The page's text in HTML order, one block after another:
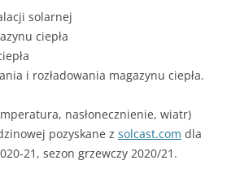
solarnej
ciepła
i rozładowania magazynu ciepła.
nasłonecznienie, wiatr)
pozyskane z solcast.com dla
21, sezon grzewczy 2020/21.